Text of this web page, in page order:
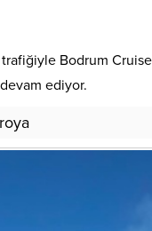
Bodrum
ediyor.